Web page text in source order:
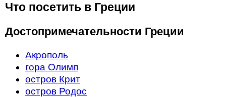
Что посетить в Греции
Достопримечательности Греции
Акрополь
гора Олимп
остров Крит
остров Родос